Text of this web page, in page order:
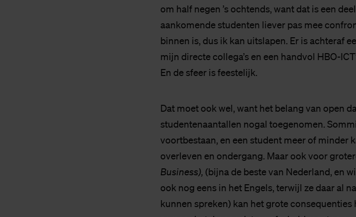
om half negen ’s ochtends, want dat is een
aankomende studenten liever pas mee
binnen is, dus ik kan uitslapen. Er is achteraf
mijn directe collega’s en een handvol HBO-
En de sfeer is feestelijk.
Dat moet ook wel, want het belang van open
studentenaantallen nogal toegenomen.
voortbestaan, en een student meer of minder
overleven en ondergang. Maar ook voor
Business), (bijna de beste van Nederland, en
ook nog eens in het Engels, terwijl ze daar al
kunnen spreken) kan het grote